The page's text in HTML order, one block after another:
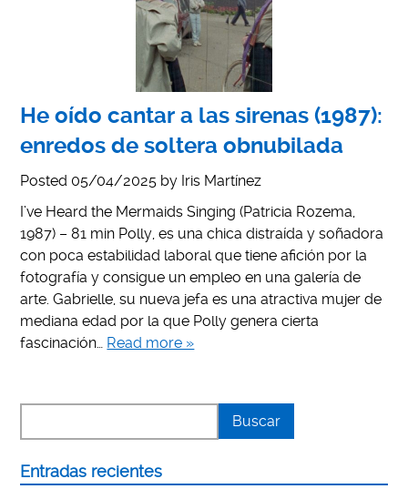
He oído cantar a las sirenas (1987):
enredos de soltera obnubilada
Posted 05/04/2025 by Iris Martínez
I’ve Heard the Mermaids Singing (Patricia Rozema,
1987) – 81 min Polly, es una chica distraída y soñadora
con poca estabilidad laboral que tiene afición por la
fotografía y consigue un empleo en una galería de
arte. Gabrielle, su nueva jefa es una atractiva mujer de
mediana edad por la que Polly genera cierta
fascinación… Read more »
Entradas recientes